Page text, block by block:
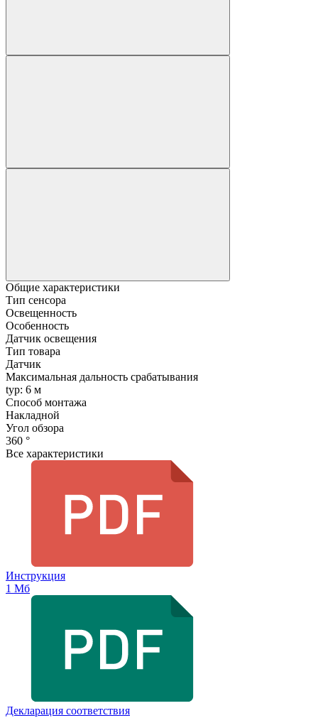
Общие характеристики
Тип сенсора
Освещенность
Особенность
Датчик освещения
Тип товара
Датчик
Максимальная дальность срабатывания
typ: 6 м
Способ монтажа
Накладной
Угол обзора
360 °
Все характеристики
Инструкция
1 Мб
Декларация соответствия